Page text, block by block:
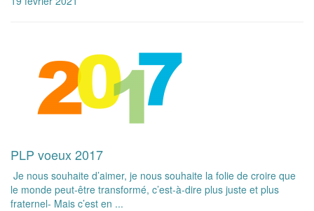
PLP voeux 2017
Je nous souhaite d’aimer, je nous souhaite la folie de croire que
le monde peut-être transformé, c’est-à-dire plus juste et plus
fraternel- Mais c’est en ...